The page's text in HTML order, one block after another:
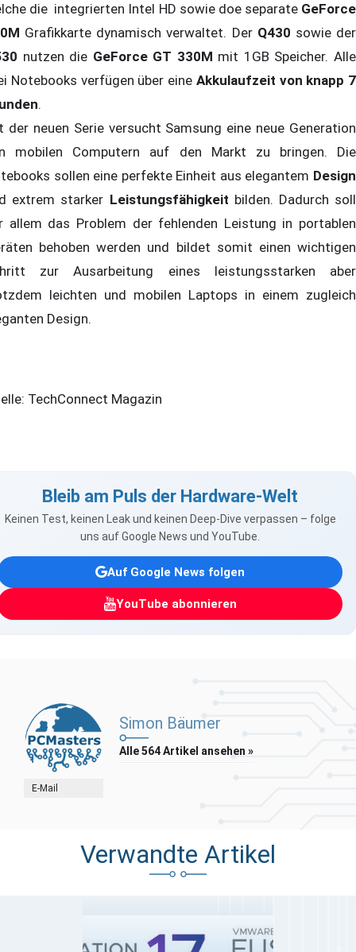
die integrierten Intel HD sowie doe separate GeForce
Grafikkarte dynamisch verwaltet. Der Q430 sowie der
nutzen die GeForce GT 330M mit 1GB Speicher. Alle
Notebooks verfügen über eine Akkulaufzeit von knapp 7
.
der neuen Serie versucht Samsung eine neue Generation
mobilen Computern auf den Markt zu bringen. Die
sollen eine perfekte Einheit aus elegantem Design
extrem starker Leistungsfähigkeit bilden. Dadurch soll
allem das Problem der fehlenden Leistung in portablen
behoben werden und bildet somit einen wichtigen
zur Ausarbeitung eines leistungsstarken aber
leichten und mobilen Laptops in einem zugleich
Design.
TechConnect Magazin
Bleib am Puls der Hardware-Welt
Keinen Test, keinen Leak und keinen Deep-Dive verpassen – folge
uns auf Google News und YouTube.
Auf Google News folgen
YouTube abonnieren
E-Mail
Simon Bäumer
Alle 564 Artikel ansehen »
Verwandte Artikel